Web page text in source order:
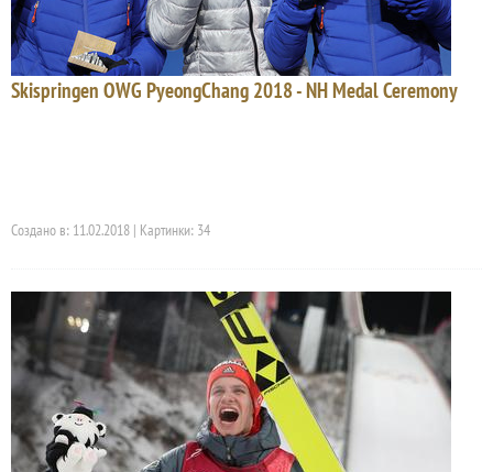
Skispringen OWG PyeongChang 2018 - NH Medal Ceremony
Создано в: 11.02.2018 | Картинки: 34